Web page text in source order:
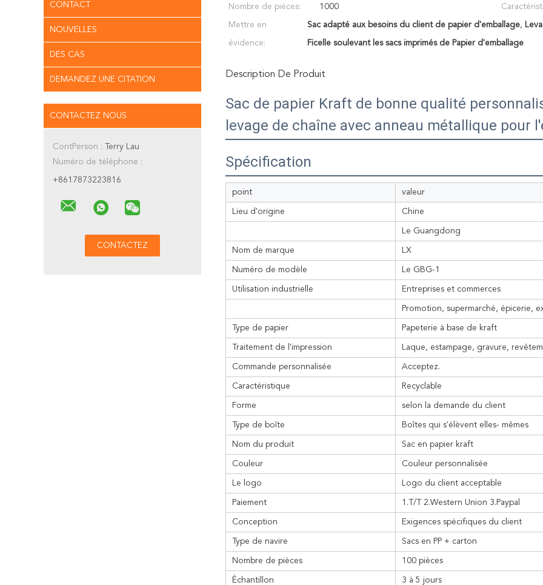
CONTACT
NOUVELLES
DES CAS
DEMANDEZ UNE CITATION
CONTACTEZ NOUS
ContPerson : Terry Lau
Numéro de téléphone :
+8617873223816
Nombre de pièces: 1000
Mettre en
évidence:
Sac adapté aux besoins du client de papier d'emballage,
Ficelle soulevant les sacs imprimés de Papier d'emballage
Description De Produit
Sac de papier Kraft de bonne qualité
levage de chaîne avec anneau métallique pour
Spécification
point valeur
Lieu d'origine Chine
Le Guangdong
Nom de marque LX
Numéro de modèle Le GBG-1
Utilisation industrielle Entreprises et commerces
Promotion, supermarché, épicerie,
Type de papier Papeterie à base de kraft
Traitement de l'impression Laque, estampage, gravure,
Commande personnalisée Acceptez.
Caractéristique Recyclable
Forme selon la demande du client
Type de boîte Boîtes qui s'élèvent elles- mêmes
Nom du produit Sac en papier kraft
Couleur Couleur personnalisée
Le logo Logo du client acceptable
Paiement 1.T/T 2.Western Union 3.Paypal
Conception Exigences spécifiques du client
Type de navire Sacs en PP + carton
Nombre de pièces 100 pièces
Échantillon 3 à 5 jours